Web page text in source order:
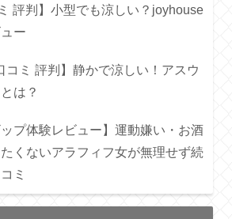
評判】小型でも涼しい？joyhouse
ー
コミ 評判】静かで涼しい！アスウ
は？
ップ体験レビュー】運動嫌い・お酒
くないアラフィフ女が無理せず続
ミ